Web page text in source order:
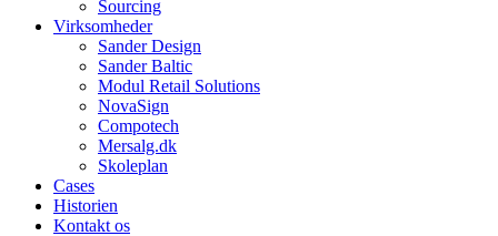
Sourcing
Virksomheder
Sander Design
Sander Baltic
Modul Retail Solutions
NovaSign
Compotech
Mersalg.dk
Skoleplan
Cases
Historien
Kontakt os